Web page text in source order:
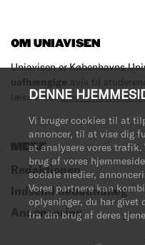
DENNE
Vi bruger cookies til at
annoncer, til at vise dig
at analysere vores trafik.
brug af vores
sociale medier,
Vores partnere kan
oplysninger, du har givet
fra din brug af deres
OM UNIAVISEN
Uniavisen er Københavns
uafhængige avis til
læse med.Læs mere om
MERE
Redaktionen
Indsend debatindlæg
Annoncering